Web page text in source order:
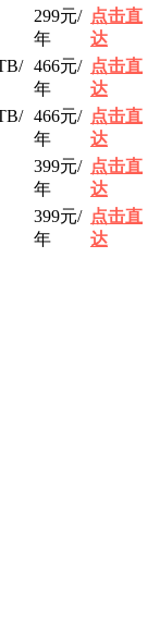
299元/
年
点击直
达
466元/
年
点击直
达
466元/
年
点击直
达
399元/
年
点击直
达
399元/
年
点击直
达